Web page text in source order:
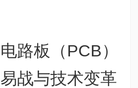
路板（PCB）
战与技术变革